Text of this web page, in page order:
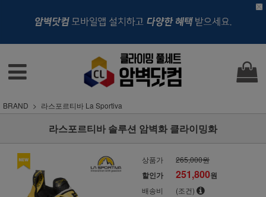
BRAND 라스포르티바 La Sportiva
라스포르티바 솔루션 암벽화 클라이밍화
상품가 265,000원
할인가 251,800원
배송비 (조건)